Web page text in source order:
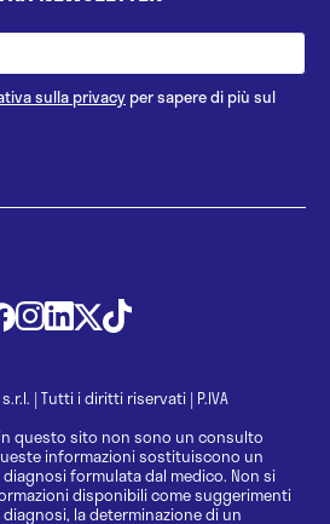
sulla privacyper sapere di più sul
| Tutti i diritti riservati | P.IVA
questo sito non sono un consulto
informazioni sostituiscono un
formulata dal medico. Non si
disponibili come suggerimenti
la determinazione di un